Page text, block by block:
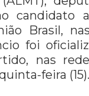
candidato
Brasil,
foi
nas
feira (15).